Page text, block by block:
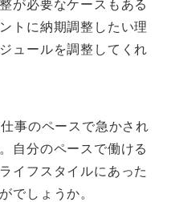
が必要なケースもある
トに納期調整したい理
ュールを調整してくれ
事のペースで急かされ
自分のペースで働ける
イフスタイルにあった
でしょうか。